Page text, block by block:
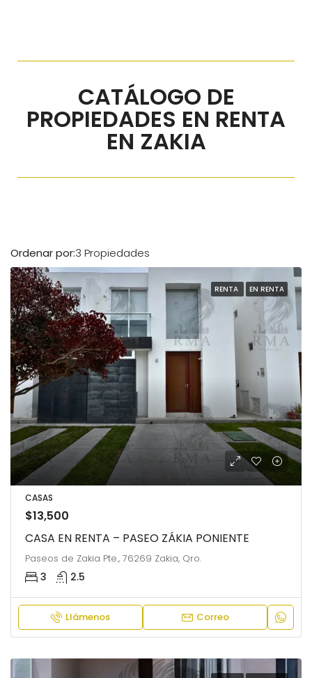
CATÁLOGO DE
PROPIEDADES EN RENTA
EN ZAKIA
3 Propiedades
Ordenar por:
RENTA EN RENTA
CASAS
$13,500
CASA EN RENTA – PASEO ZÁKIA PONIENTE
Paseos de Zakia Pte., 76269 Zakia, Qro.
3 2.5
Llámenos Correo